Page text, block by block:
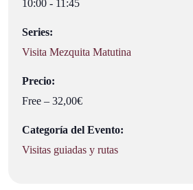
10:00 - 11:45
Series:
Visita Mezquita Matutina
Precio:
Free – 32,00€
Categoría del Evento:
Visitas guiadas y rutas